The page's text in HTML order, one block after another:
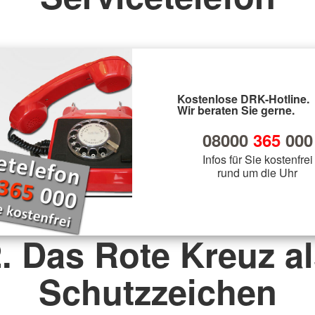
Kostenlose DRK-Hotline.
Wir beraten Sie gerne.
08000 365000
Infos für Sie kostenfrei
rund um die Uhr
Das Rote Kreuz
Schutzzeichen